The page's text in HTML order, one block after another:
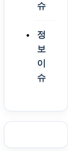
슈
정
보
이
슈